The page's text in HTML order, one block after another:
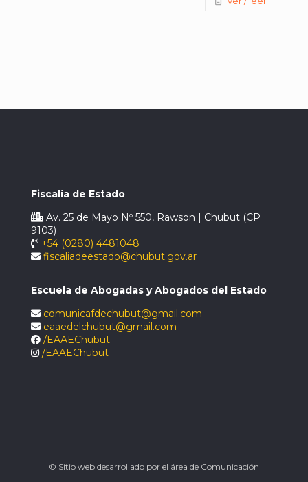
Fiscalía de Estado
Av. 25 de Mayo Nº 550, Rawson | Chubut (CP
9103)
+54 (0280) 4481048
fiscaliadeestado@chubut.gov.ar
Escuela de Abogadas y Abogados del Estado
comunicafdechubut@gmail.com
eaaedelchubut@gmail.com
/EAAEChubut
/EAAEChubut
© Sitio web desarrollado por el área de Comunicación